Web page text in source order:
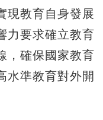
現教育自身發展
力要求確立教育
，確保國家教育
水準教育對外開